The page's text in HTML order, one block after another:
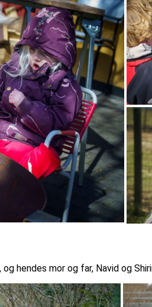
hendes mor og far, Navid og